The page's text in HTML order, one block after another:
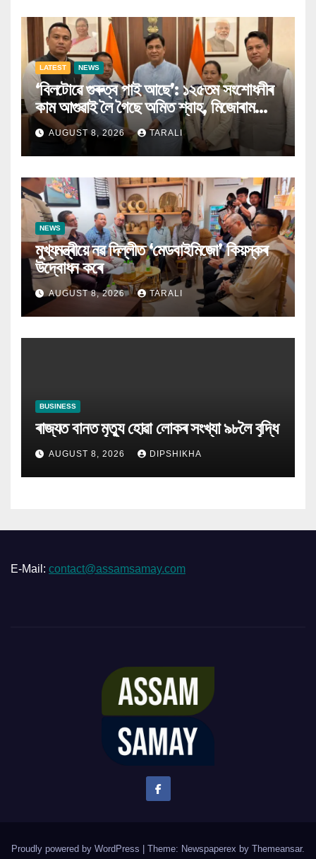
LATEST NEWS
‘বিলটোৱে গুৰুত্ব পাই আছে’: ১২৫তম সংশোধনীৰ
কাম আগুৱাই লৈ গৈছে অমিত শ্বাহ, মিজোৰাম
বিজেপিক ক’লে গৃহ ৰাজ্য মন্ত্ৰীয়ে
AUGUST 8, 2026 TARALI
NEWS
মুখ্যমন্ত্ৰীয়ে নৱ দিল্লীত ‘মেডবাইমিজো’ কিয়স্কৰ
উদ্বোধন কৰে
AUGUST 8, 2026 TARALI
BUSINESS
ৰাজ্যত বানত মৃত্যু হোৱা লোকৰ সংখ্যা ৯৮লৈ বৃদ্ধি
AUGUST 8, 2026 DIPSHIKHA
E-Mail: contact@assamsamay.com
Proudly powered by WordPress Theme: Newspaperex by Themeansar.